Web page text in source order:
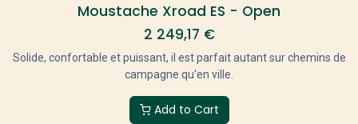
Moustache Xroad ES - Open
2 249,17 €
Solide, confortable et puissant, il est parfait autant sur chemins de
campagne qu'en ville.
Add to Cart